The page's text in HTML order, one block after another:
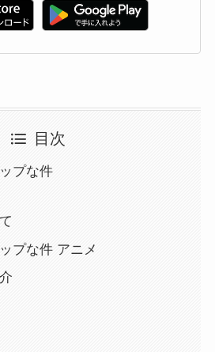
目次
プな件
プな件 アニメ